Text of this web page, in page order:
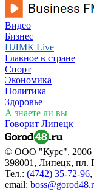
Видео
Бизнес
НЛМК Live
Главное в стране
Спорт
Экономика
Политика
Здоровье
А знаете ли вы
Говорит Липецк
© ООО "Курс", 2006
398001, Липецк, пл.
Тел.: (4742) 35-72-96,
email: